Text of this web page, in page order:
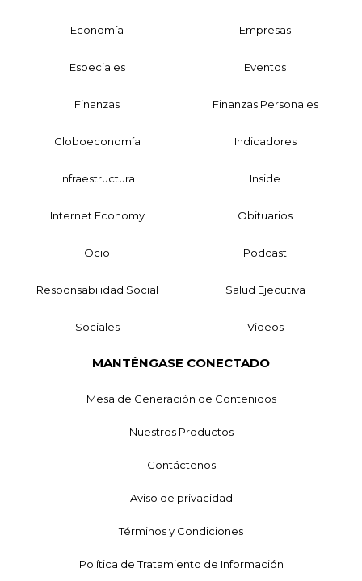
Economía Empresas
Especiales Eventos
Finanzas Finanzas Personales
Globoeconomía Indicadores
Infraestructura Inside
Internet Economy Obituarios
Ocio Podcast
Responsabilidad Social Salud Ejecutiva
Sociales Videos
MANTÉNGASE CONECTADO
Mesa de Generación de Contenidos
Nuestros Productos
Contáctenos
Aviso de privacidad
Términos y Condiciones
Política de Tratamiento de Información